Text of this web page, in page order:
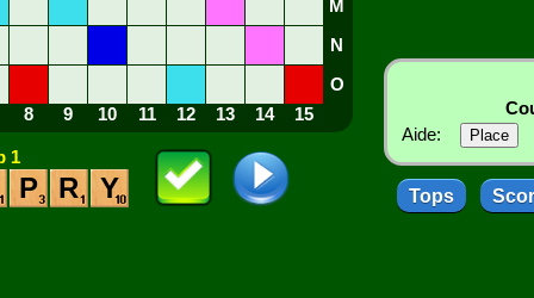
M
N
O
8
9 10 11 12 13 14 15
1
P R Y
Aide:
Tops